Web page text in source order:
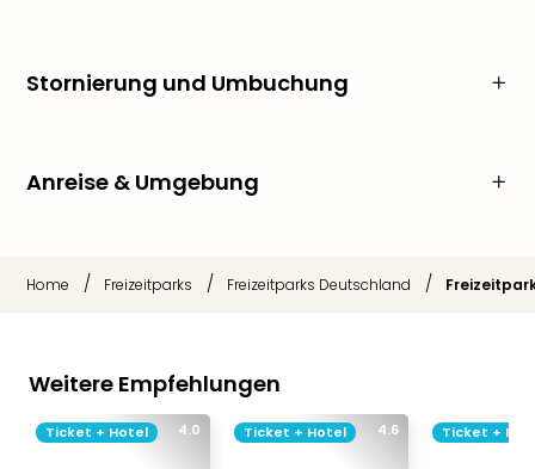
Stornierung und Umbuchung
Anreise & Umgebung
Home / Freizeitparks / Freizeitparks Deutschland /
Weitere Empfehlungen
4.0
Ticket + Hotel 4.6
Ticket + Hotel Ticket +